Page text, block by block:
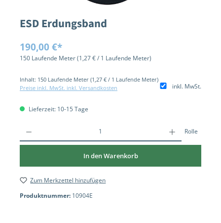
ESD Erdungsband
Regulärer Preis:
190,00 €*
150 Laufende Meter(1,27 € / 1 Laufende Meter)
Inhalt: 150 Laufende Meter (1,27 € / 1 Laufende Meter)
inkl. MwSt.
Preise inkl. MwSt. inkl. Versandkosten
Lieferzeit: 10-15 Tage
Rolle
In den Warenkorb
Zum Merkzettel hinzufügen
Produktnummer: 10904E